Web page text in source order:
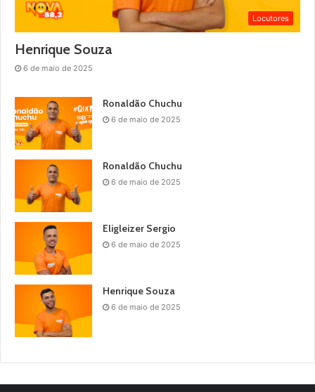
Locutores
Henrique Souza
6 de maio de 2025
Ronaldão Chuchu
6 de maio de 2025
Ronaldão Chuchu
6 de maio de 2025
Eligleizer Sergio
6 de maio de 2025
Henrique Souza
6 de maio de 2025